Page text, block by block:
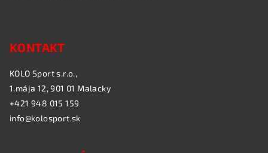
KONTAKT
KOLO Sport s.r.o.,
1.mája 12, 901 01 Malacky
+421 948 015 159
info@kolosport.sk